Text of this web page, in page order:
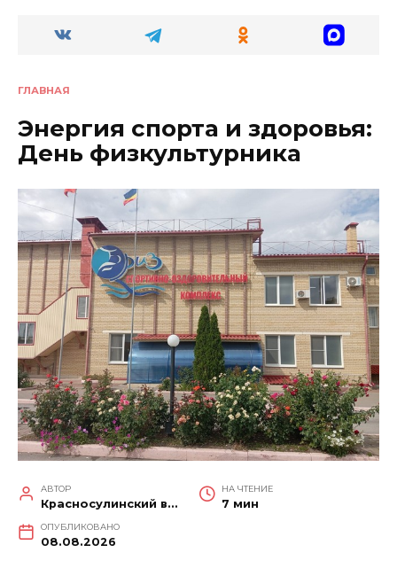
ГЛАВНАЯ
Энергия спорта и здоровья:
День физкультурника
АВТОР
Красносулинский вестник
НА ЧТЕНИЕ
7 мин
ОПУБЛИКОВАНО
08.08.2026